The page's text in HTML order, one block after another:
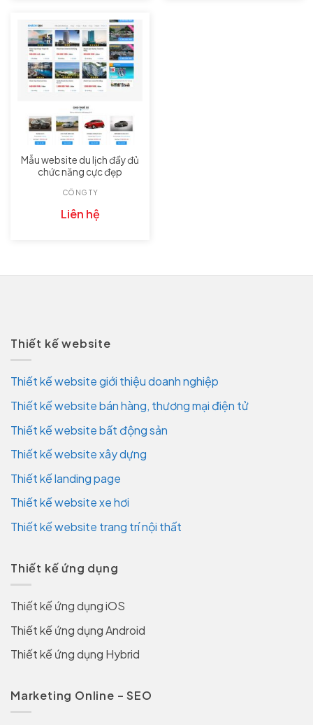
CÔNG TY
Mẫu website du lịch đầy đủ
chức năng cực đẹp
Liên hệ
Thiết kế website
Thiết kế website giới thiệu doanh nghiệp
Thiết kế website bán hàng, thương mại điện tử
Thiết kế website bất động sản
Thiết kế website xây dựng
Thiết kế landing page
Thiết kế website xe hơi
Thiết kế website trang trí nội thất
Thiết kế ứng dụng
Thiết kế ứng dụng iOS
Thiết kế ứng dụng Android
Thiết kế ứng dụng Hybrid
Marketing Online – SEO